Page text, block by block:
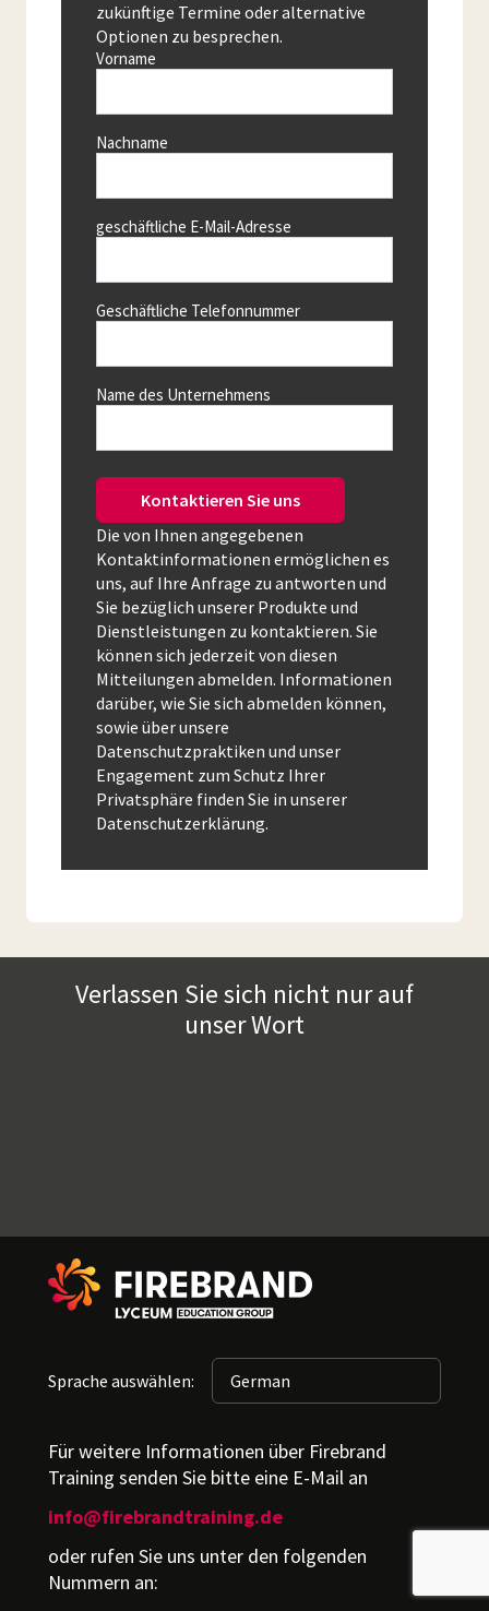
zukünftige Termine oder alternative
Optionen zu besprechen.
Vorname
Nachname
geschäftliche E-Mail-Adresse
Geschäftliche Telefonnummer
Name des Unternehmens
Kontaktieren Sie uns
Die von Ihnen angegebenen
Kontaktinformationen ermöglichen es
uns, auf Ihre Anfrage zu antworten und
Sie bezüglich unserer Produkte und
Dienstleistungen zu kontaktieren. Sie
können sich jederzeit von diesen
Mitteilungen abmelden. Informationen
darüber, wie Sie sich abmelden können,
sowie über unsere
Datenschutzpraktiken und unser
Engagement zum Schutz Ihrer
Privatsphäre finden Sie in unserer
Datenschutzerklärung.
Verlassen Sie sich nicht nur auf
unser Wort
Sprache auswählen:
Für weitere Informationen über Firebrand
Training senden Sie bitte eine E-Mail an
info@firebrandtraining.de
oder rufen Sie uns unter den folgenden
Nummern an: